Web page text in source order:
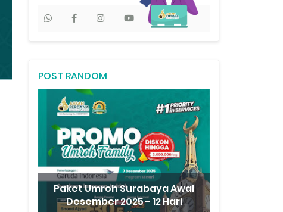
POST RANDOM
Paket Umroh Surabaya Awal
Desember 2025 - 12 Hari